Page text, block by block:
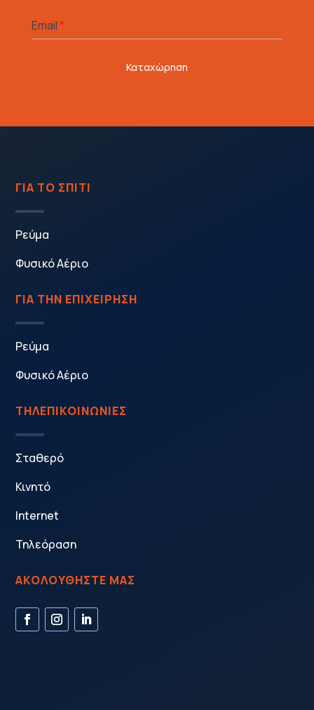
Email *
Καταχώρηση
ΓΙΑ ΤΟ ΣΠΙΤΙ
Ρεύμα
Φυσικό Αέριο
ΓΙΑ ΤΗΝ ΕΠΙΧΕΙΡΗΣΗ
Ρεύμα
Φυσικό Αέριο
ΤΗΛΕΠΙΚΟΙΝΩΝΙΕΣ
Σταθερό
Κινητό
Internet
Τηλεόραση
ΑΚΟΛΟΥΘΗΣΤΕ ΜΑΣ